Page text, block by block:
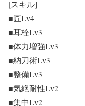
[スキル]
■匠Lv4
■耳栓Lv3
■体力増強Lv3
■納刀術Lv3
■整備Lv3
■気絶耐性Lv2
■集中Lv2